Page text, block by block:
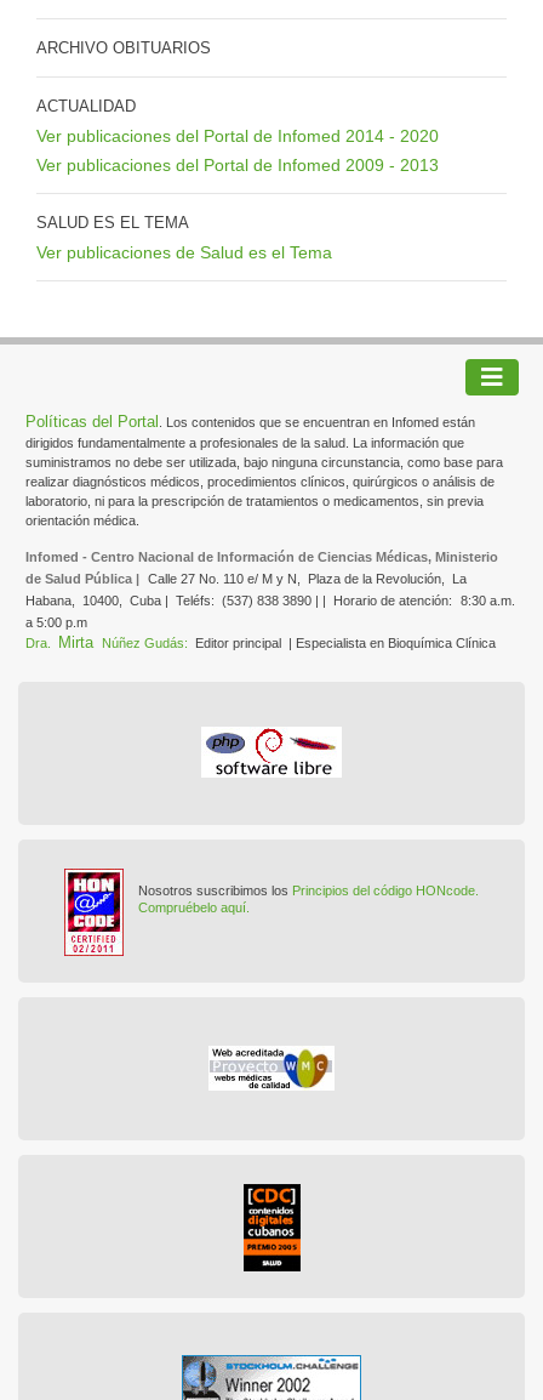
ARCHIVO OBITUARIOS
ACTUALIDAD
Ver publicaciones del Portal de Infomed 2014 - 2020
Ver publicaciones del Portal de Infomed 2009 - 2013
SALUD ES EL TEMA
Ver publicaciones de Salud es el Tema
Políticas del Portal . Los contenidos que se encuentran en Infomed están
dirigidos fundamentalmente a profesionales de la salud. La información que
suministramos no debe ser utilizada, bajo ninguna circunstancia, como base para
realizar diagnósticos médicos, procedimientos clínicos, quirúrgicos o análisis de
laboratorio, ni para la prescripción de tratamientos o medicamentos, sin previa
orientación médica.
Infomed - Centro Nacional de Información de Ciencias Médicas, Ministerio
de Salud Pública | Calle 27 No. 110 e/ M y N, Plaza de la Revolución,
La
Habana, 10400, Cuba | Teléfs: (537) 838 3890 | | Horario de atención:
8:30 a.m.
a 5:00 p.m
Dra.
Mirta Núñez Gudás: Editor principal | Especialista en Bioquímica Clínica
Nosotros suscribimos los Principios del código HONcode.
Compruébelo aquí.